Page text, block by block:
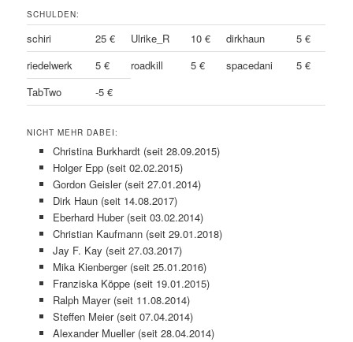
SCHULDEN:
schiri 25 € Ulrike_R 10 € dirkhaun
5 €
riedelwerk
5 € roadkill 5 € spacedani
5 €
TabTwo
-5 €
NICHT MEHR DABEI:
Christina Burkhardt (seit 28.09.2015)
Holger Epp (seit 02.02.2015)
Gordon Geisler (seit 27.01.2014)
Dirk Haun (seit 14.08.2017)
Eberhard Huber (seit 03.02.2014)
Christian Kaufmann (seit 29.01.2018)
Jay F. Kay (seit 27.03.2017)
Mika Kienberger (seit 25.01.2016)
Franziska Köppe (seit 19.01.2015)
Ralph Mayer (seit 11.08.2014)
Steffen Meier (seit 07.04.2014)
Alexander Mueller (seit 28.04.2014)